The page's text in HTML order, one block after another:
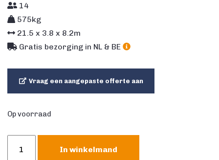
14
575kg
21.5 x 3.8 x 8.2m
Gratis bezorging in NL & BE
Vraag een aangepaste offerte aan
Op voorraad
Stormbaan
In winkelmand